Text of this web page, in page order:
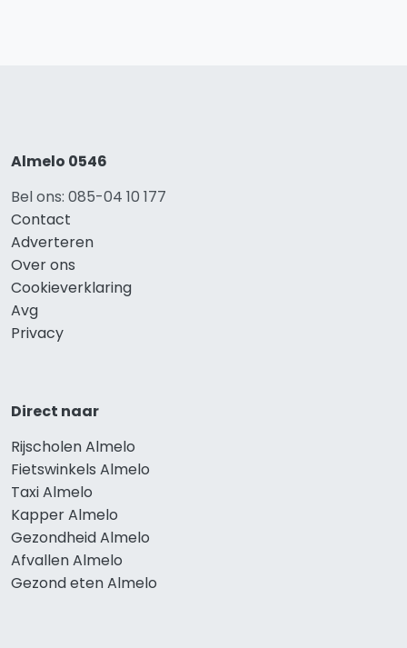
Almelo 0546
Bel ons: 085-04 10 177
Contact
Adverteren
Over ons
Cookieverklaring
Avg
Privacy
Direct naar
Rijscholen Almelo
Fietswinkels Almelo
Taxi Almelo
Kapper Almelo
Gezondheid Almelo
Afvallen Almelo
Gezond eten Almelo